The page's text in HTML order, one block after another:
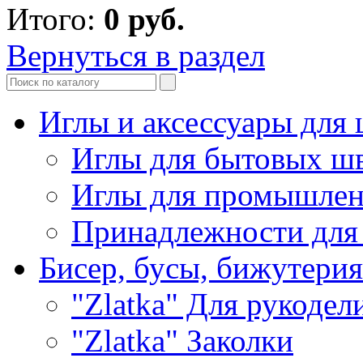
Итого: 0 руб.
Вернуться в раздел
Иглы и аксессуары
Иглы для бытовых
Иглы для
Принадлежности
Бисер, бусы, бижутерия
"Zlatka" Для
"Zlatka" Заколки